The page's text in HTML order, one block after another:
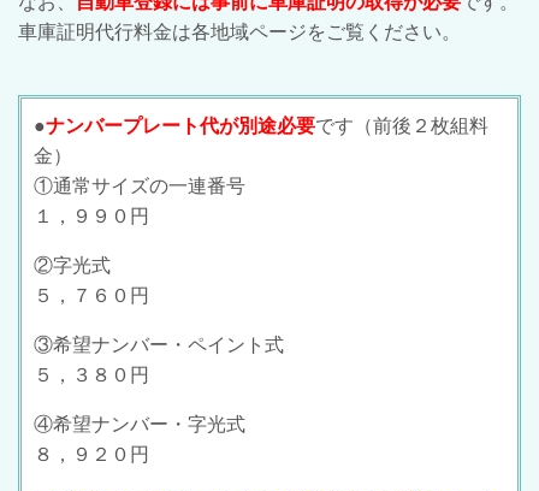
車庫証明代行料金は各地域ページをご覧ください。
●ナンバープレート代が別途必要です（前後２枚組料
金）
①通常サイズの一連番号
１，９９０円
②字光式
５，７６０円
③希望ナンバー・ペイント式
５，３８０円
④希望ナンバー・字光式
８，９２０円